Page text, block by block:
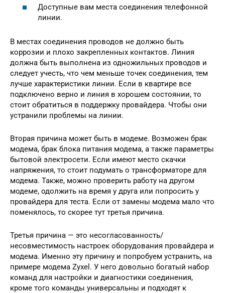
Доступные вам места соединения телефонной
линии.
В местах соединения проводов не должно быть
коррозии и плохо закрепленных контактов. Линия
должна быть выполнена из одножильных проводов и
следует учесть, что чем меньше точек соединения, тем
лучше характеристики линии. Если в квартире все
подключено верно и линия в хорошем состоянии, то
стоит обратиться в поддержку провайдера. Чтобы они
устранили проблемы на линии.
Вторая причина может быть в модеме. Возможен брак
модема, брак блока питания модема, а также параметры
бытовой электросети. Если имеют место скачки
напряжения, то стоит подумать о трансформаторе для
модема. Также, можно проверить работу на другом
модеме, одолжить на время у друга или попросить у
провайдера для теста. Если от замены модема мало что
поменялось, то скорее тут третья причина.
Третья причина — это несогласованность/
несовместимость настроек оборудования провайдера и
модема. Именно эту причину и попробуем устранить, на
примере модема Zyxel. У него довольно богатый набор
команд для настройки и диагностики соединения,
кроме того команды универсальны и подходят к